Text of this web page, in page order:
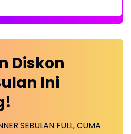
Diskon
Ini
SEBULAN FULL, CUMA